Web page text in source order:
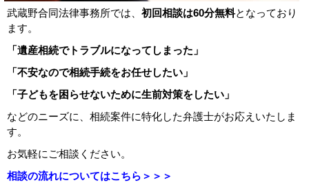
武蔵野合同法律事務所では、 初回相談は60分無料となっており
ます。
「遺産相続でトラブルになってしまった」
「不安なので相続手続をお任せしたい」
「子どもを困らせないために生前対策をしたい」
などのニーズに、相続案件に特化した弁護士がお応えいたしま
す。
お気軽にご相談ください。
相談の流れについてはこちら＞＞＞